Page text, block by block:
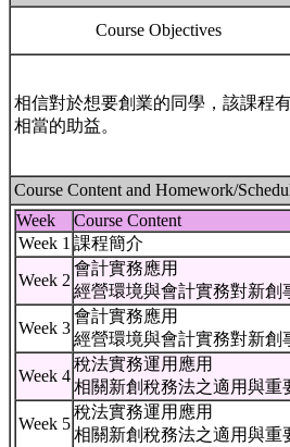
Course Objectives
相信對於想要創業的同學，該課程
相當的助益。
Course Content and Homework/
Week
Course Content
Week 1 課程簡介
Week 2
會計實務應用
經營環境與會計實務對新創
Week 3
會計實務應用
經營環境與會計實務對新創
Week 4
稅法實務運用應用
相關新創稅務法之適用與重
Week 5
稅法實務運用應用
相關新創稅務法之適用與重